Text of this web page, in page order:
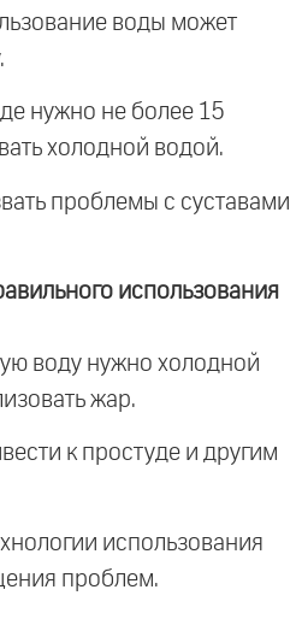
воды может
нужно не более 15
холодной водой.
проблемы с суставами
использования
воду нужно холодной
жар.
к простуде и другим
использования
проблем.